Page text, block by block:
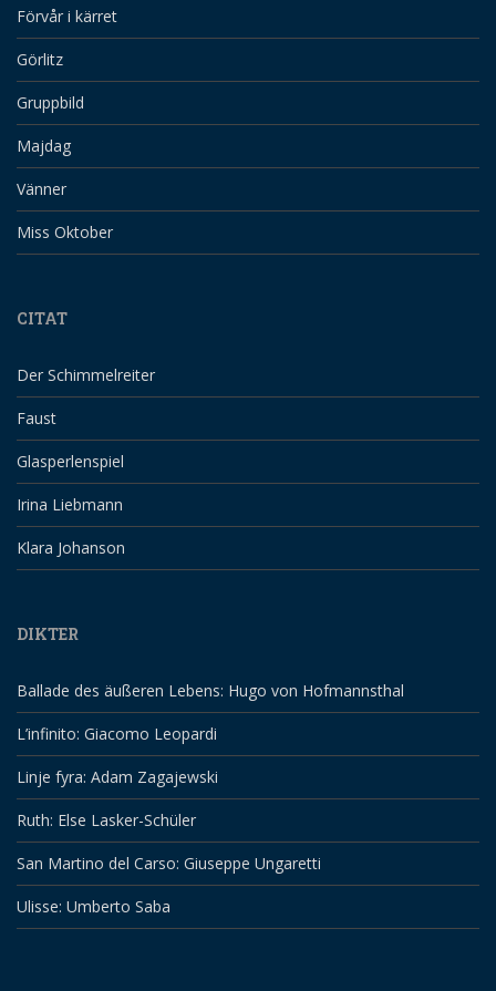
Förvår i kärret
Görlitz
Gruppbild
Majdag
Vänner
Miss Oktober
CITAT
Der Schimmelreiter
Faust
Glasperlenspiel
Irina Liebmann
Klara Johanson
DIKTER
Ballade des äußeren Lebens: Hugo von Hofmannsthal
L’infinito: Giacomo Leopardi
Linje fyra: Adam Zagajewski
Ruth: Else Lasker-Schüler
San Martino del Carso: Giuseppe Ungaretti
Ulisse: Umberto Saba